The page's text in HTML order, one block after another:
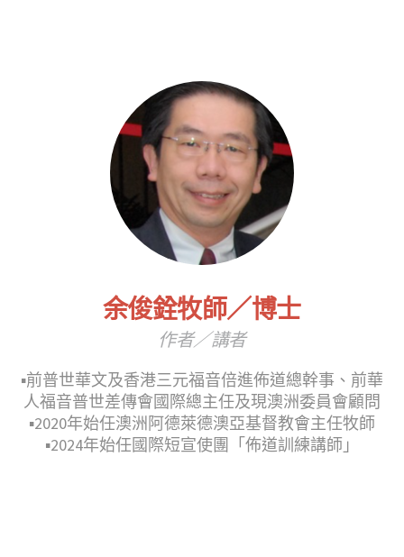
余俊銓牧師／博士
作者／講者
▪︎前普世華文及香港三元福音倍進佈道總幹事、前華
人福音普世差傳會國際總主任及現澳洲委員會顧問
▪︎2020年始任澳洲阿德萊德澳亞基督教會主任牧師
▪︎2024年始任國際短宣使團「佈道訓練講師」